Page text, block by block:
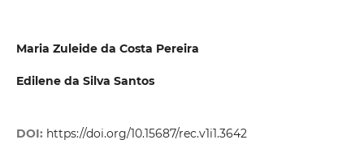
Maria Zuleide da Costa Pereira
Edilene da Silva Santos
DOI: https://doi.org/10.15687/rec.v1i1.3642